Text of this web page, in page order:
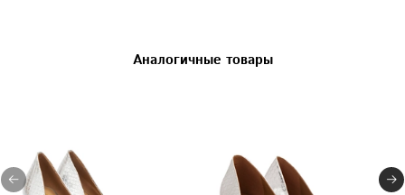
Аналогичные товары